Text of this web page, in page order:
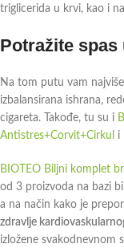
triglicerida u krvi, kao i
Potražite
Na tom putu vam
izbalansirana ishrana,
cigareta. Takođe, tu su i
Antistres+Corvit+Cirkul
i
BIOTEO Biljni komplet
od 3 proizvoda na bazi
a na način kako je
zdravlje
izložene svakodnevnom